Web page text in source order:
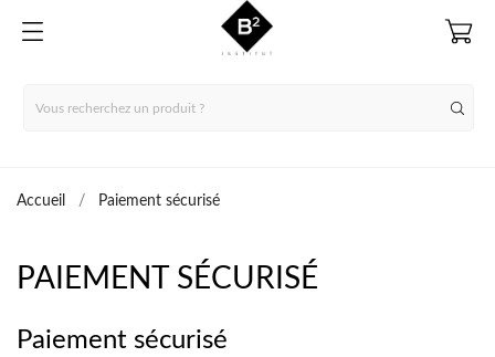
Accueil Paiement sécurisé
PAIEMENT SÉCURISÉ
Paiement sécurisé